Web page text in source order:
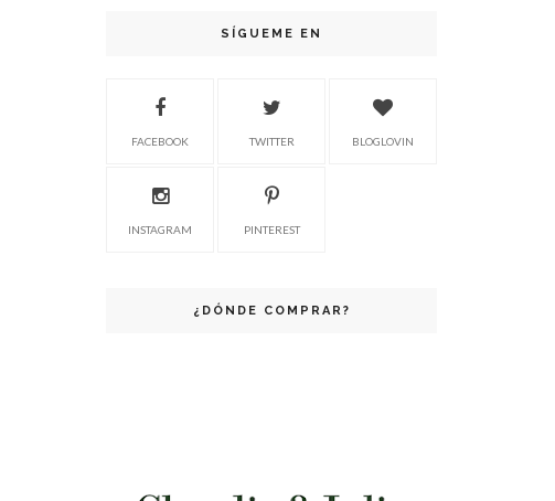
SÍGUEME EN
FACEBOOK TWITTER BLOGLOVIN
INSTAGRAM PINTEREST
¿DÓNDE COMPRAR?